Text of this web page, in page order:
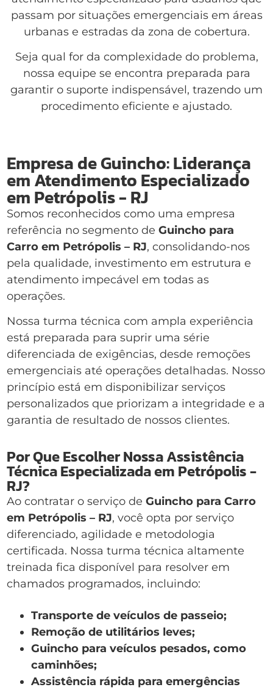
passam por situações emergenciais em áreas
urbanas e estradas da zona de cobertura.
Seja qual for da complexidade do problema,
nossa equipe se encontra preparada para
garantir o suporte indispensável, trazendo um
procedimento eficiente e ajustado.
Empresa de Guincho: Liderança
em Atendimento Especializado
em Petrópolis - RJ
Somos reconhecidos como uma empresa
referência no segmento de Guincho para
Carro em Petrópolis – RJ, consolidando-nos
pela qualidade, investimento em estrutura e
atendimento impecável em todas as
operações.
Nossa turma técnica com ampla experiência
está preparada para suprir uma série
diferenciada de exigências, desde remoções
emergenciais até operações detalhadas. Nosso
princípio está em disponibilizar serviços
personalizados que priorizam a integridade e a
garantia de resultado de nossos clientes.
Por Que Escolher Nossa Assistência
Técnica Especializada em Petrópolis -
RJ?
Ao contratar o serviço de Guincho para Carro
em Petrópolis – RJ, você opta por serviço
diferenciado, agilidade e metodologia
certificada. Nossa turma técnica altamente
treinada fica disponível para resolver em
chamados programados, incluindo:
Transporte de veículos de passeio;
Remoção de utilitários leves;
Guincho para veículos pesados, como
caminhões;
Assistência rápida para emergências